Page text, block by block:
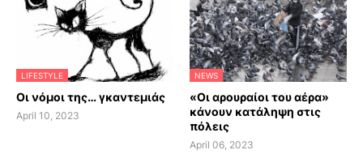
LIFESTYLE
Οι νόμοι της… γκαντεμιάς
April 10, 2023
NEWS
«Οι αρουραίοι του αέρα»
κάνουν κατάληψη στις
πόλεις
April 06, 2023